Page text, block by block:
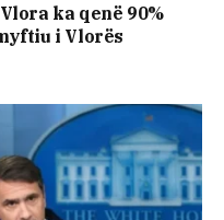
ka qenë 90%
i Vlorës